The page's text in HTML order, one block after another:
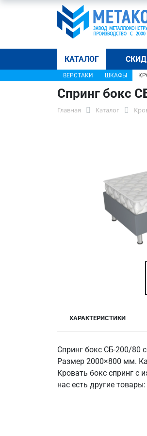
КАТАЛОГ
ВЕРСТАКИ ШКАФЫ
Спринг бокс
Главная Каталог
ХАРАКТЕРИСТИКИ
Спринг бокс СБ-200/80
Размер 2000×800 мм.
Кровать бокс спринг с
нас есть другие